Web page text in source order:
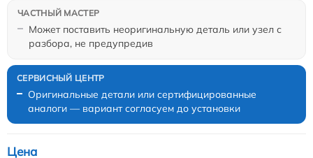
Может поставить неоригинальную деталь или узел с
разбора, не предупредив
Оригинальные детали или сертифицированные
аналоги — вариант согласуем до установки
Цена